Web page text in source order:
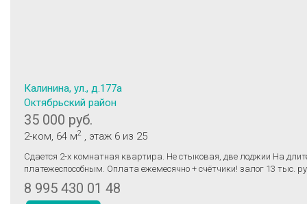
Калинина, ул., д.177а
Октябрьский район
35 000 руб.
2-ком, 64 м2 , этаж 6 из 25
Сдается 2-х комнатная квартира. Не стыковая, две лоджии На
платежеспособным. Оплата ежемесячно + счётчики! залог 13 тыс.
8 995 430 01 48